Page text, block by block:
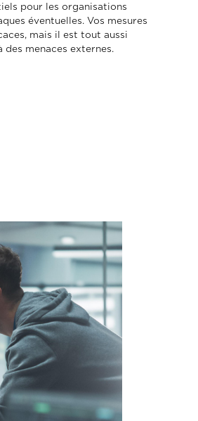
pour les organisations
éventuelles. Vos mesures
mais il est tout aussi
menaces externes.